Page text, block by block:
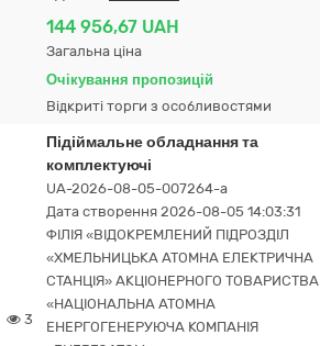
144 956,67 UAH
Загальна ціна
Очікування пропозицій
Відкриті торги з особливостями
3
Підіймальне обладнання та
комплектуючі
UA-2026-08-05-007264-a
Дата створення 2026-08-05 14:03:31
ФІЛІЯ «ВІДОКРЕМЛЕНИЙ ПІДРОЗДІЛ
«ХМЕЛЬНИЦЬКА АТОМНА ЕЛЕКТРИЧНА
СТАНЦІЯ» АКЦІОНЕРНОГО ТОВАРИСТВА
«НАЦІОНАЛЬНА АТОМНА
ЕНЕРГОГЕНЕРУЮЧА КОМПАНІЯ